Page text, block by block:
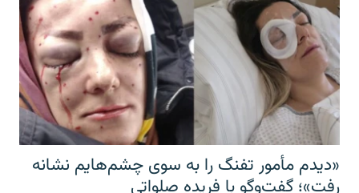
«دیدم مأمور تفنگ را به سوی چشم‌هایم نشانه
رفت»؛ گفت‌و‌گو با فریده صلواتی